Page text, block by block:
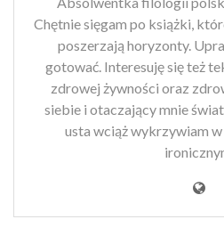
Chętnie sięgam po książki,
poszerzają horyzonty.
gotować. Interesuję się też
zdrowej żywności oraz
siebie i otaczający mnie
usta wciąż wykrzywiam w